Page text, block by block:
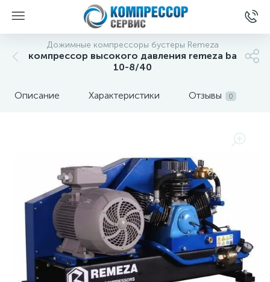
Дожимные компрессоры бустеры Remeza
компрессор высокого давления remeza ba
10-8/40
Описание Характеристики Отзывы 0